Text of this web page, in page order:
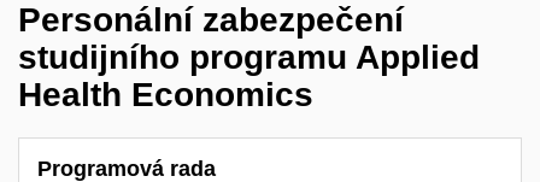
Personální zabezpečení
studijního programu Applied
Health Economics
Programová rada